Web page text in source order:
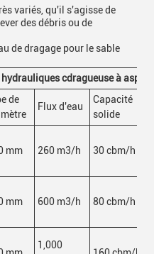
variés, qu'il s'agisse de
des débris ou de
de dragage pour le sable
cdragueuse à
de
Flux d'eau
Capacité
solide
mm 260 m3/h 30 cbm/h
mm 600 m3/h 80 cbm/h
1,000